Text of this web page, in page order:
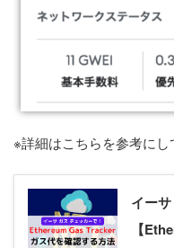
※詳細はこちらを参考にし
イー
【